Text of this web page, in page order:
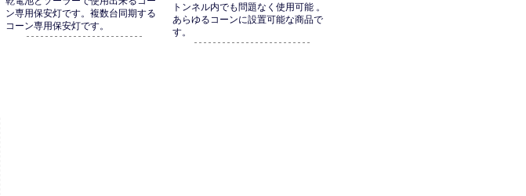
ン専用保安灯です。複数台同期する
コーン専用保安灯です。
トンネル内でも問題なく使用可能 。
あらゆるコーンに設置可能な商品で
す。